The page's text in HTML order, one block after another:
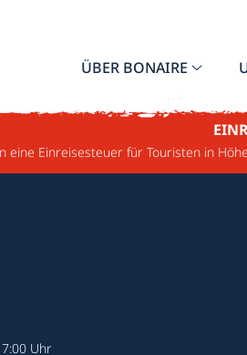
ÜBER BONAIRE
eine Einreisesteuer für Touristen in
Uhr